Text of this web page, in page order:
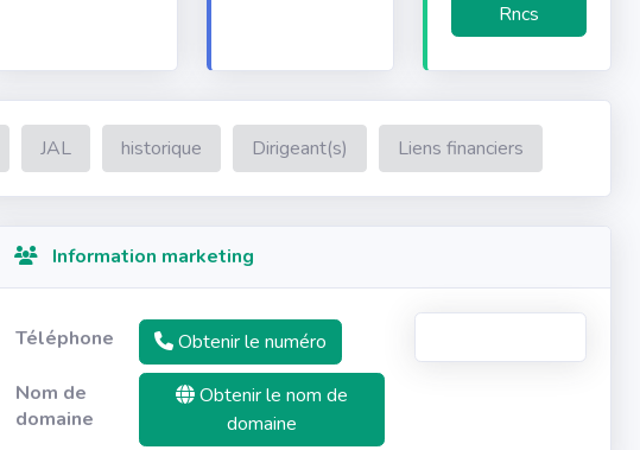
Rncs
JAL historique Dirigeant(s) Liens financiers
Information marketing
Téléphone
Obtenir le numéro
Nom de
domaine
Obtenir le nom de
domaine